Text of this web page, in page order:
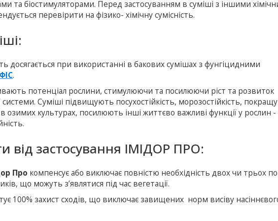
та біостимуляторами. Перед застосуванням в суміші з іншими
перевірити на фізико- хімічну сумісність.
досягається при використанні в бакових сумішах з фунгіцидними
.
потенціал рослини, стимулюючи та посилюючи ріст та розвиток
Суміші підвищують посухостійкість, морозостійкість,
в озимих культурах, посилюють інші життєво важливі функції у рослин -
від застосування ІМІДОР ПРО:
Про компенсує або виключає повністю необхідність двох чи трьох
що можуть з’являтися під час вегетації.
100% захист сходів, що виключає завищених норм висіву